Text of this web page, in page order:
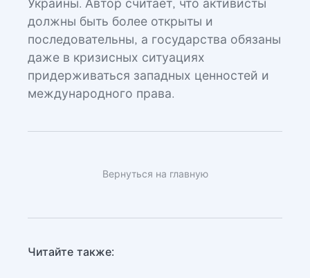
Украины. Автор считает, что активисты
должны быть более открыты и
последовательны, а государства обязаны
даже в кризисных ситуациях
придерживаться западных ценностей и
международного права.
Вернуться на главную
Читайте также: